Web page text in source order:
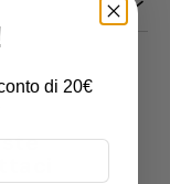
di 20€